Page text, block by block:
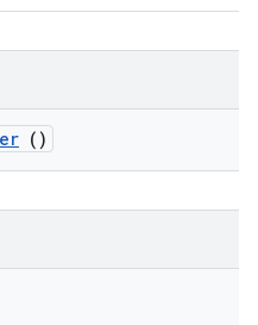
()